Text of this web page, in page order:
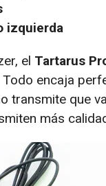
izquierda
el Tartarus
Todo encaja
transmite que
más